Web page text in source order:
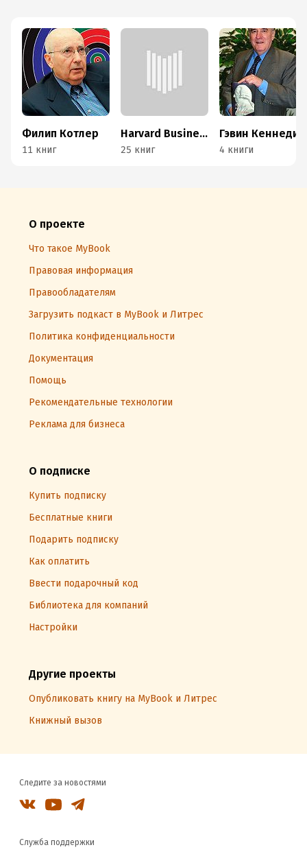
Филип Котлер
11 книг
Harvard Business Review (HBR)
25 книг
Гэвин Кеннеди
4 книги
О проекте
Что такое MyBook
Правовая информация
Правообладателям
Загрузить подкаст в MyBook и Литрес
Политика конфиденциальности
Документация
Помощь
Рекомендательные технологии
Реклама для бизнеса
О подписке
Купить подписку
Бесплатные книги
Подарить подписку
Как оплатить
Ввести подарочный код
Библиотека для компаний
Настройки
Другие проекты
Опубликовать книгу на MyBook и Литрес
Книжный вызов
Следите за новостями
Служба поддержки